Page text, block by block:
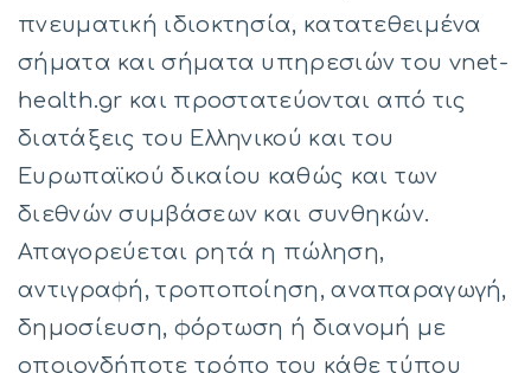
πνευματική ιδιοκτησία, κατατεθειμένα
σήματα και σήματα υπηρεσιών του vnet-
health.gr και προστατεύονται από τις
διατάξεις του Ελληνικού και του
Ευρωπαϊκού δικαίου καθώς και των
διεθνών συμβάσεων και συνθηκών.
Απαγορεύεται ρητά η πώληση,
αντιγραφή, τροποποίηση, αναπαραγωγή,
δημοσίευση, φόρτωση ή διανομή με
οποιονδήποτε τρόπο του κάθε τύπου